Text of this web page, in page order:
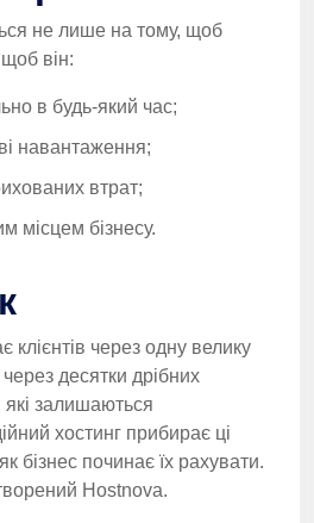
не лише на тому, щоб
він:
в будь-який час;
навантаження;
втрат;
місцем бізнесу.
клієнтів через одну велику
десятки дрібних
які залишаються
хостинг прибирає ці
бізнес починає їх рахувати.
Hostnova.